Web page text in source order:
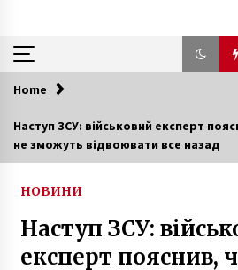
Читають зараз
Учням початкових
пересуватися
У житловому будинку
Home
Наступ ЗСУ: військовий експерт
не зможуть відвоювати все назад
НОВИНИ
Наступ ЗСУ:
експерт пояснив,